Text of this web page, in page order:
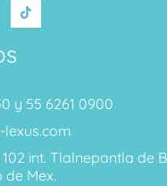
y 55 6261 0900
lexus.com
int. Tlalnepantla de
de Mex.